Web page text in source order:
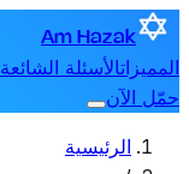
Am Hazak
المميزاتالأسئلة الشائعة
حمّل الآن
الرئيسية